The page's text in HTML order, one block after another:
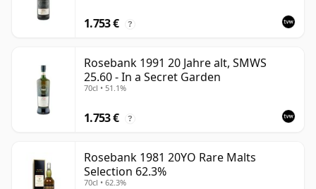
1.753 € ?
Rosebank 1991 20 Jahre alt, SMWS
25.60 - In a Secret Garden
70cl • 51.1%
1.753 € ?
Rosebank 1981 20YO Rare Malts
Selection 62.3%
70cl • 62.3%